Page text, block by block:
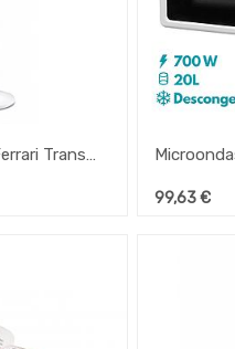
Torre De Ventilacao Ferrari Transmontana
99,63€